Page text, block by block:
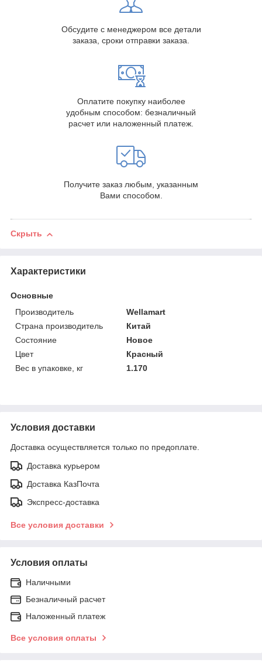
Обсудите с менеджером все детали
заказа, сроки отправки заказа.
Оплатите покупку наиболее
удобным способом: безналичный
расчет или наложенный платеж.
Получите заказ любым, указанным
Вами способом.
Скрыть
Характеристики
Основные
Производитель
Wellamart
Страна производитель
Китай
Состояние
Новое
Цвет
Красный
Вес в упаковке, кг
1.170
Условия доставки
Доставка осуществляется только по предоплате.
Доставка курьером
Доставка КазПочта
Экспресс-доставка
Все условия доставки
Условия оплаты
Наличными
Безналичный расчет
Наложенный платеж
Все условия оплаты